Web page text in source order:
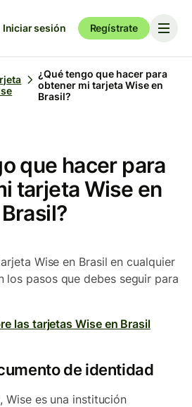
Iniciar sesión Regístrate
¿Qué tengo que hacer para
obtener mi tarjeta Wise en
Brasil?
que hacer para
tarjeta Wise en
Brasil?
Wise en Brasil en cualquier
pasos que debes seguir para
las tarjetas Wise en Brasil
de identidad
Wise es una institución